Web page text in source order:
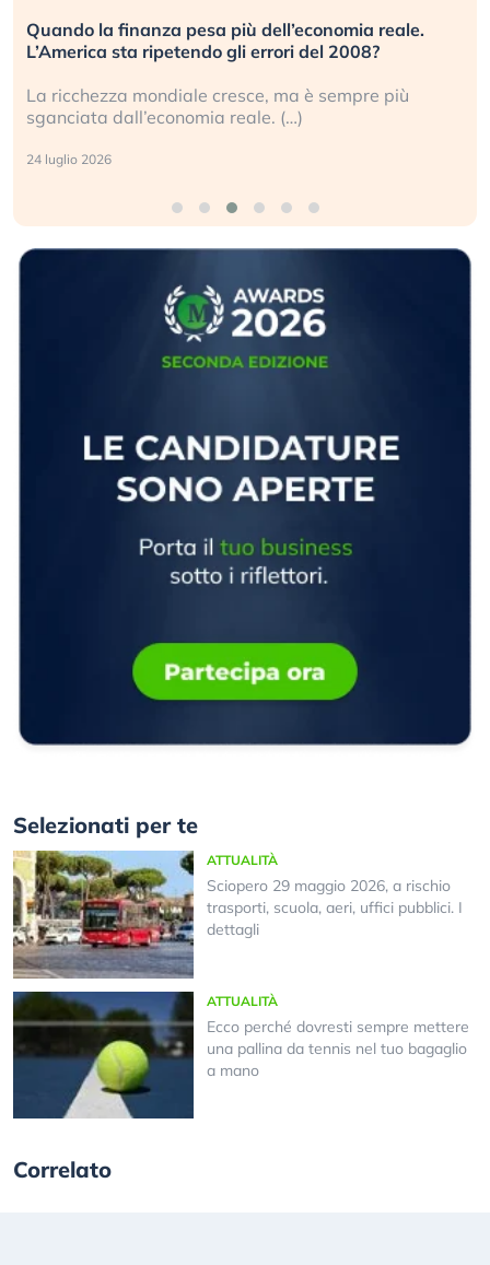
Quando la finanza pesa più dell’economia reale.
L’America sta ripetendo gli errori del 2008?
La ricchezza mondiale cresce, ma è sempre più
sganciata dall’economia reale. (…)
24 luglio 2026
Selezionati per te
ATTUALITÀ
Sciopero 29 maggio 2026, a rischio
trasporti, scuola, aeri, uffici pubblici. I
dettagli
ATTUALITÀ
Ecco perché dovresti sempre mettere
una pallina da tennis nel tuo bagaglio
a mano
Correlato